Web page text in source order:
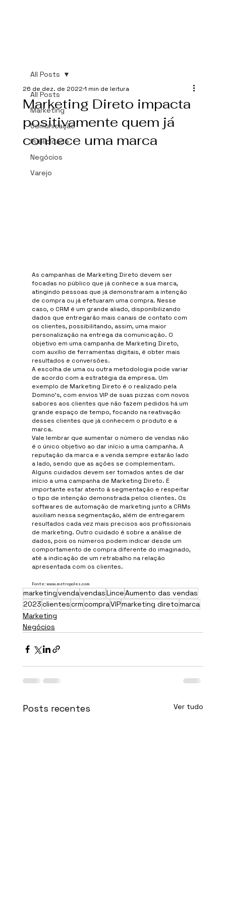
All Posts
Marketing
Comunicação
Publicidade
Negócios
Varejo
All Posts
Marketing Direto impacta
positivamente quem já
conhece uma marca
26 de dez. de 2022 1 min de leitura
As campanhas de Marketing Direto devem ser
focadas no público que já conhece a sua marca,
atingindo pessoas que já demonstraram a intenção
de compra ou já efetuaram uma compra. Nesse
caso, o CRM é um grande aliado, disponibilizando
dados que entregarão mais canais de contato com
os clientes, possibilitando, assim, uma maior
personalização na entrega da comunicação. O
objetivo em uma campanha de Marketing Direto,
com auxílio de ferramentas digitais, é obter mais
resultados e conversões.
A escolha de uma ou outra metodologia pode variar
de acordo com a estratégia da empresa. Um
exemplo de Marketing Direto é o realizado pela
Domino’s, com envios VIP de suas pizzas com novos
sabores aos clientes que não fazem pedidos há um
grande espaço de tempo, focando na reativação
desses clientes que já conhecem o produto e a
marca.
Vale lembrar que aumentar o número de vendas não
é o único objetivo ao dar início a uma campanha. A
reputação da marca e a venda sempre estarão lado
a lado, sendo que as ações se complementam.
Alguns cuidados devem ser tomados antes de dar
início a uma campanha de Marketing Direto. É
importante estar atento à segmentação e respeitar
o tipo de intenção demonstrada pelos clientes. Os
softwares de automação de marketing junto a CRMs
auxiliam nessa segmentação, além de entregarem
resultados cada vez mais precisos aos profissionais
de marketing. Outro cuidado é sobre a análise de
dados, pois os números podem indicar desde um
comportamento de compra diferente do imaginado,
até a indicação de um retrabalho na relação
apresentada com os clientes.
Fonte: www.metropoles.com
marketingvendavendasLinceAumento das vendas
2023clientescrmcompraVIPmarketing diretomarca
Marketing
Negócios
Posts recentes Ver tudo